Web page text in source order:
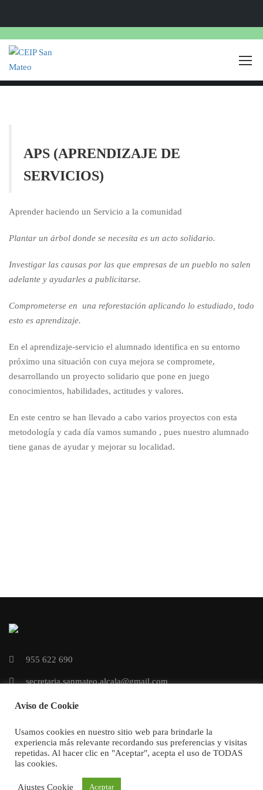
APS (APRENDIZAJE DE
SERVICIOS)
Aprender haciendo un Servicio a la comunidad
Plantar un árbol donde se necesita es un acto solidario.
Investigar las causas por las que empresas de un pueblo no salen
adelante y ayudarles a publicitarse.
Comprometerse en una reforestación aplicando lo estudiado, todo
esto es aprendizaje.
En el aprendizaje-servicio el alumnado identifica en su entorno
próximo una situación con cuya mejora se compromete,
desarrollando un proyecto solidario que pone en juego
conocimientos, habilidades, actitudes y valores.
En este centro se han llevado a cabo varios proyectos con esta
metodología y cada día vamos sumando , pues nuestro alumnado
tiene ganas de ayudar y mejorar su localidad.
955 622 690
secretaria.sanmateo.alcala@gmail.com
CEIP San Mateodiseñado porReversia.
Aviso de Cookie
Usamos cookies en nuestro sitio web para brindarle la
experiencia más relevante recordando sus preferencias y visitas
repetidas. Al hacer clic en "Aceptar", acepta el uso de TODAS
las cookies.
Ajustes Cookie Aceptar